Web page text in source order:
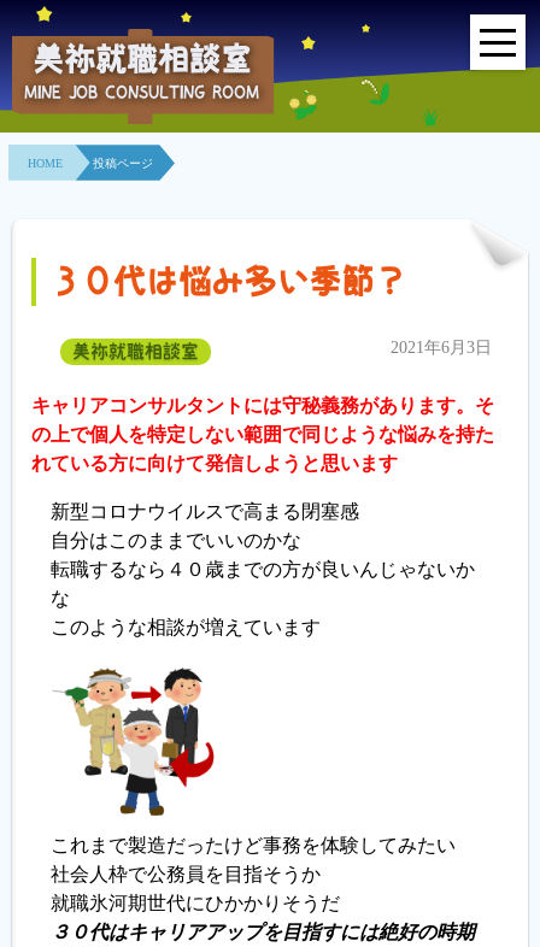
HOME
事業所紹介
相談室とは？
利用者の声
地域連携事業
求人情報検索
各種セミナー
履歴書ジェネレーター
美祢就職相談室
MINE JOB CONSULTING ROOM
HOME 投稿ページ
３０代は悩み多い季節？
美祢就職相談室 2021年6月3日
キャリアコンサルタントには守秘義務があります。そ
の上で個人を特定しない範囲で同じような悩みを持た
れている方に向けて発信しようと思います
新型コロナウイルスで高まる閉塞感
自分はこのままでいいのかな
転職するなら４０歳までの方が良いんじゃないか
な
このような相談が増えています
これまで製造だったけど事務を体験してみたい
社会人枠で公務員を目指そうか
就職氷河期世代にひかかりそうだ
３０代はキャリアアップを目指すには絶好の時期